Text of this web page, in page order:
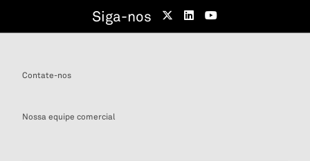
Siga-nos
Contate-nos
Nossa equipe comercial